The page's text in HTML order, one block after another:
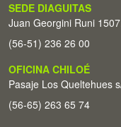
SEDE DIAGUITAS
Juan Georgini Runi
(56-51) 236 26 00
OFICINA CHILOÉ
Pasaje Los Queltehues
(56-65) 263 65 74